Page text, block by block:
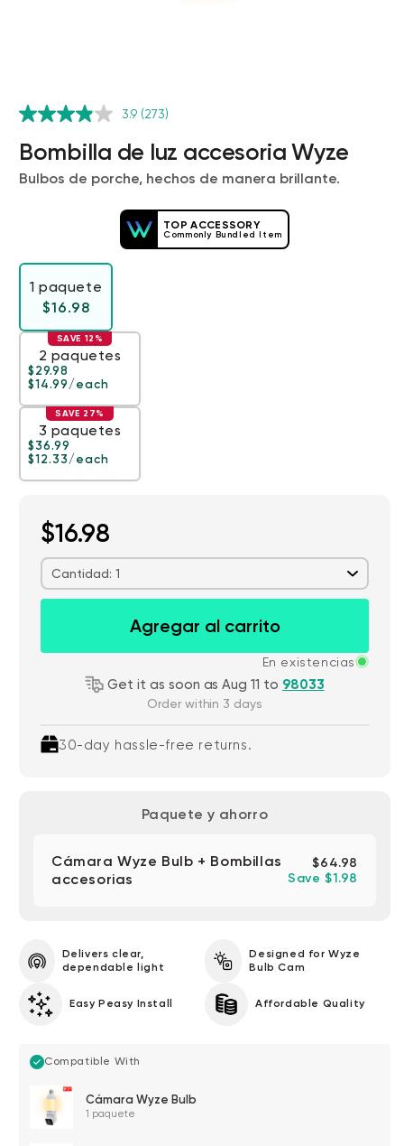
3.9 (273)
Bombilla de luz accesoria Wyze
Bulbos de porche, hechos de manera brillante.
TOP ACCESSORY
Commonly Bundled Item
1 paquete
Precio habitual
$16.98
2 paquetes
SAVE 12%
Precio habitual
Precio de oferta
$29.98
$14.99 /each
3 paquetes
SAVE 27%
Precio habitual
Precio de oferta
$36.99
$12.33 /each
$16.98
Cantidad: 1
Agregar al carrito
En existencias
Get it as soon as Aug 11 to 98033
Order within 3 days
30-day hassle-free returns.
Paquete y ahorro
Cámara Wyze Bulb + Bombillas
accesorias
$64.98
Save $1.98
Delivers clear,
dependable light
Designed for Wyze
Bulb Cam
Easy Peasy Install Affordable Quality
Compatible With
Cámara Wyze Bulb
1 paquete
Wyze Cam v4 + Tarjeta MicroSD de
32 GB
Blanco